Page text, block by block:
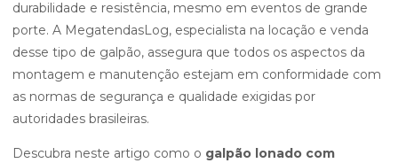
durabilidade e resistência, mesmo em eventos de grande
porte. A MegatendasLog, especialista na locação e venda
desse tipo de galpão, assegura que todos os aspectos da
montagem e manutenção estejam em conformidade com
as normas de segurança e qualidade exigidas por
autoridades brasileiras.
Descubra neste artigo como o galpão lonado com